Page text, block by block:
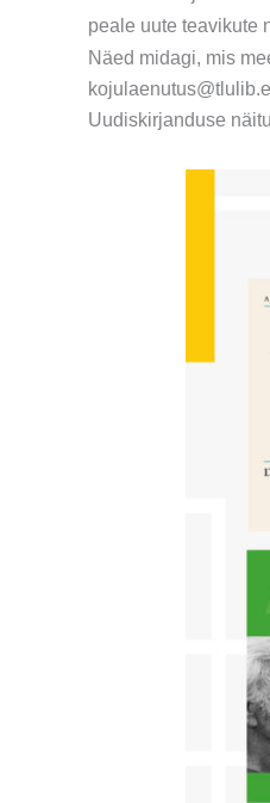
peale uute teavikute
Näed midagi, mis
Uudiskirjanduse